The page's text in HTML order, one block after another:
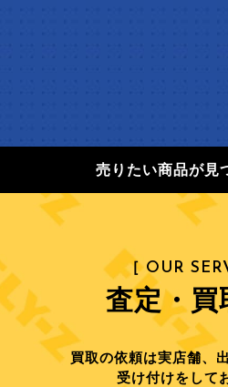
売りたい商品が見
［ OUR
査定・買
買取の依頼は実店舗、
受け付けをして